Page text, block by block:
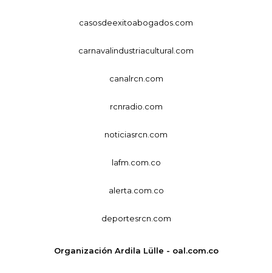
casosdeexitoabogados.com
carnavalindustriacultural.com
canalrcn.com
rcnradio.com
noticiasrcn.com
lafm.com.co
alerta.com.co
deportesrcn.com
Organización Ardila Lülle - oal.com.co